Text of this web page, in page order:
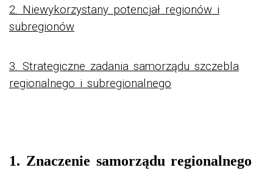
2. Niewykorzystany potencjał regionów i
subregionów
3. Strategiczne zadania samorządu szczebla
regionalnego i subregionalnego
1. Znaczenie samorządu regionalnego